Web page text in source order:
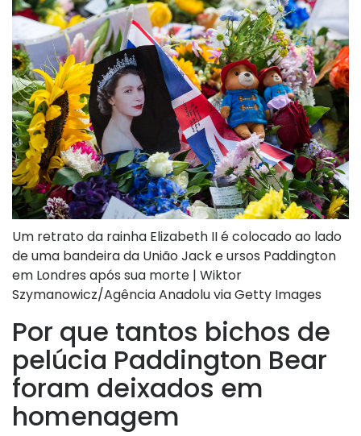
Um retrato da rainha Elizabeth II é colocado ao lado
de uma bandeira da União Jack e ursos Paddington
em Londres após sua morte | Wiktor
Szymanowicz/Agência Anadolu via Getty Images
Por que tantos bichos de
pelúcia Paddington Bear
foram deixados em
homenagem